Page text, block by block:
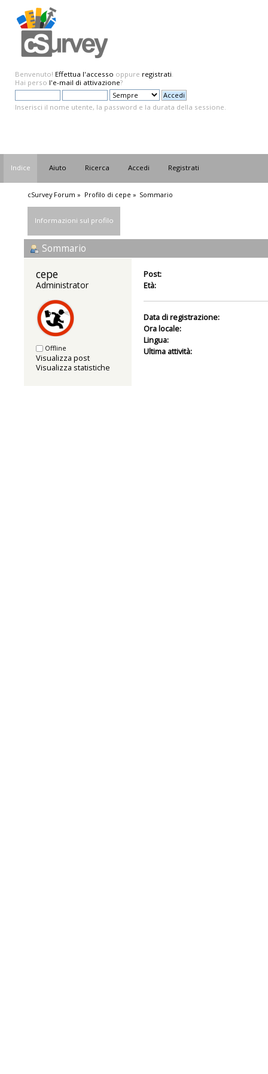
Benvenuto! Effettua l'accesso oppure registrati.
Hai perso l'e-mail di attivazione?
Inserisci il nome utente, la password e la durata della sessione.
Indice Aiuto Ricerca Accedi Registrati
cSurvey Forum » Profilo di cepe » Sommario
Informazioni sul profilo
Sommario
cepe
Administrator
Offline
Visualizza post
Visualizza statistiche
Post:
Età:
Data di registrazione:
Ora locale:
Lingua:
Ultima attività: